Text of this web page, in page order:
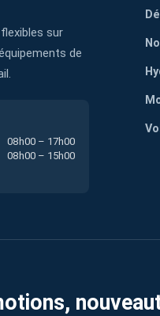
sur
de
08h00 – 17h00
08h00 – 15h00